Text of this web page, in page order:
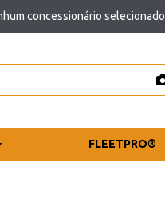
concessionário selecionado
FLEETPRO®